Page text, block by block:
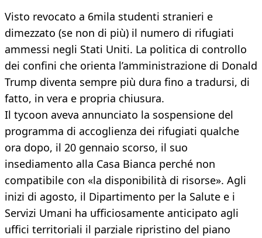
Visto revocato a 6mila studenti stranieri e
dimezzato (se non di più) il numero di rifugiati
ammessi negli Stati Uniti. La politica di controllo
dei confini che orienta l’amministrazione di Donald
Trump diventa sempre più dura fino a tradursi, di
fatto, in vera e propria chiusura.
Il tycoon aveva annunciato la sospensione del
programma di accoglienza dei rifugiati qualche
ora dopo, il 20 gennaio scorso, il suo
insediamento alla Casa Bianca perché non
compatibile con «la disponibilità di risorse». Agli
inizi di agosto, il Dipartimento per la Salute e i
Servizi Umani ha ufficiosamente anticipato agli
uffici territoriali il parziale ripristino del piano